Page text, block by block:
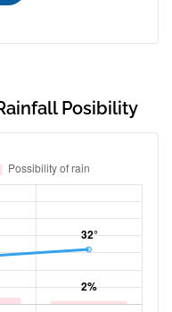
Posibility